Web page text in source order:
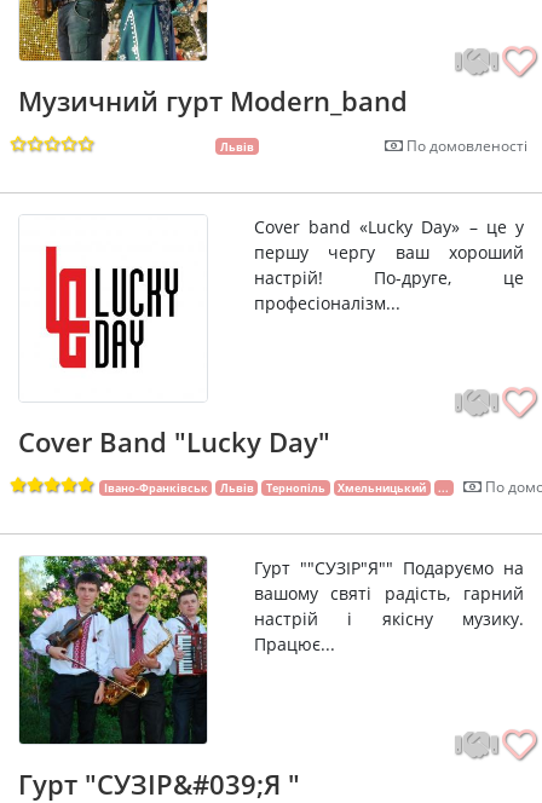
Музичний гурт Modern_band
Львів По домовленості
Сover band «Lucky Day» – це у
першу чергу ваш хороший
настрій! По-друге, це
професіоналізм...
Cover Band "Lucky Day"
Івано-Франківськ Львів Тернопіль Хмельницький ... По
Гурт ""СУЗІР"Я"" Подаруємо на
вашому святі радість, гарний
настрій і якісну музику.
Працює...
Гурт "СУЗІР&#039;Я "